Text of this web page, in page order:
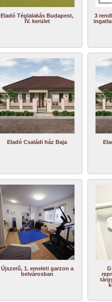
Eladó Téglalakás Budapest,
IV. kerület
3
Eladó Családi ház Baja
Újszerű, 1. emeleti garzon a
belvárosban